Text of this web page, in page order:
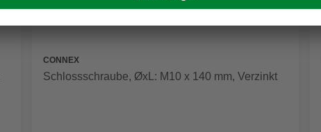
CONNEX
Schlossschraube, ØxL: M10 x 140 mm, Verzinkt